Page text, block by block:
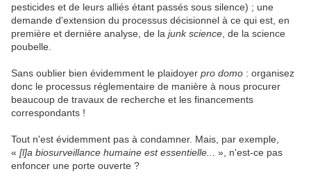
pesticides et de leurs alliés étant passés sous silence) ; une
demande d'extension du processus décisionnel à ce qui est, en
première et dernière analyse, de la junk science , de la science
poubelle.
Sans oublier bien évidemment le plaidoyer pro domo : organisez
donc le processus réglementaire de manière à nous procurer
beaucoup de travaux de recherche et les financements
correspondants !
Tout n'est évidemment pas à condamner. Mais, par exemple,
« [l]a biosurveillance humaine est essentielle..
. », n'est-ce pas
enfoncer une porte ouverte ?